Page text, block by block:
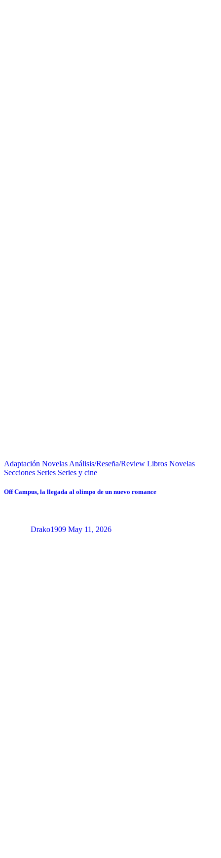
Adaptación Novelas Análisis/Reseña/Review Libros Novelas
Secciones Series Series y cine
Off Campus, la llegada al olimpo de un nuevo romance
Drako1909 May 11, 2026